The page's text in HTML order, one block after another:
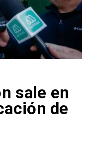
sale en
de